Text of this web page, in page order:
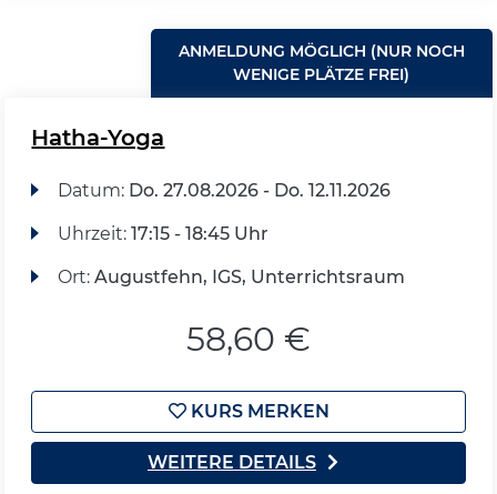
ANMELDUNG MÖGLICH (NUR NOCH
WENIGE PLÄTZE FREI)
Hatha-Yoga
Datum: Do. 27.08.2026 - Do. 12.11.2026
Uhrzeit: 17:15 - 18:45 Uhr
Ort: Augustfehn, IGS, Unterrichtsraum
58,60 €
KURS MERKEN
WEITERE DETAILS